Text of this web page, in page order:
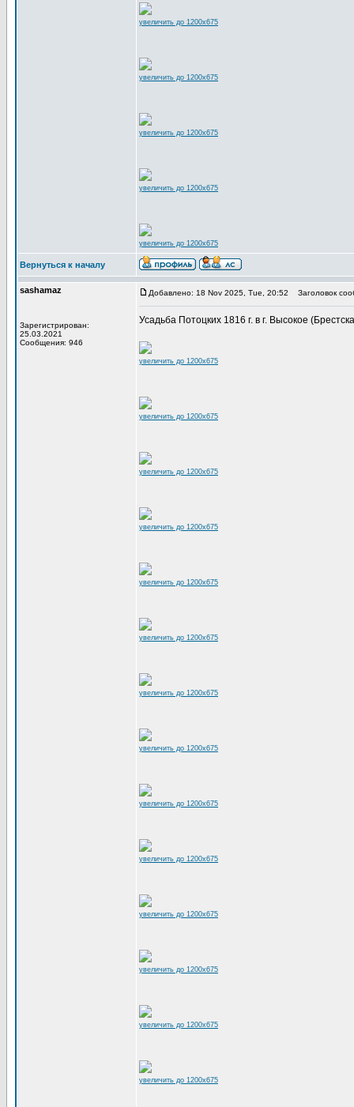
увеличить до 1200x675
увеличить до 1200x675
увеличить до 1200x675
увеличить до 1200x675
увеличить до 1200x675
Вернуться к началу
sashamaz
Зарегистрирован:
25.03.2021
Сообщения: 946
Добавлено: 18 Nov 2025, Tue, 20:52 Заголовок
Усадьба Потоцких 1816 г. в г. Высокое
увеличить до 1200x675
увеличить до 1200x675
увеличить до 1200x675
увеличить до 1200x675
увеличить до 1200x675
увеличить до 1200x675
увеличить до 1200x675
увеличить до 1200x675
увеличить до 1200x675
увеличить до 1200x675
увеличить до 1200x675
увеличить до 1200x675
увеличить до 1200x675
увеличить до 1200x675